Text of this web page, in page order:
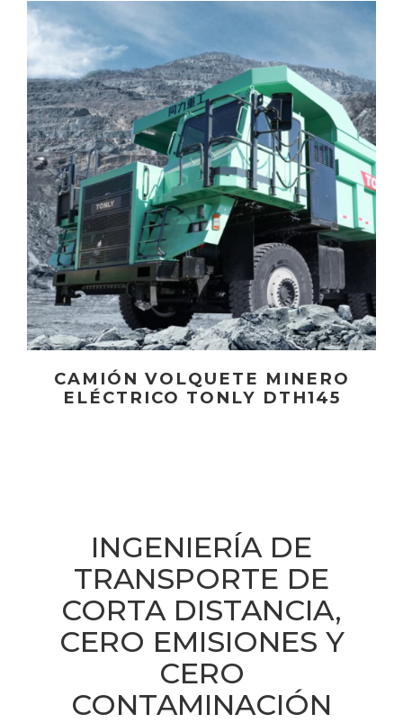
CAMIÓN VOLQUETE MINERO
ELÉCTRICO TONLY DTH145
INGENIERÍA DE
TRANSPORTE DE
CORTA DISTANCIA,
CERO EMISIONES Y
CERO
CONTAMINACIÓN